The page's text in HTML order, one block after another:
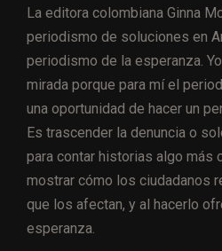
La editora colombiana Ginna
periodismo de soluciones en
periodismo de la esperanza.
mirada porque para mí el
una oportunidad de hacer un
Es trascender la denuncia o
para contar historias algo más
mostrar cómo los ciudadanos
que los afectan, y al hacerlo
esperanza.